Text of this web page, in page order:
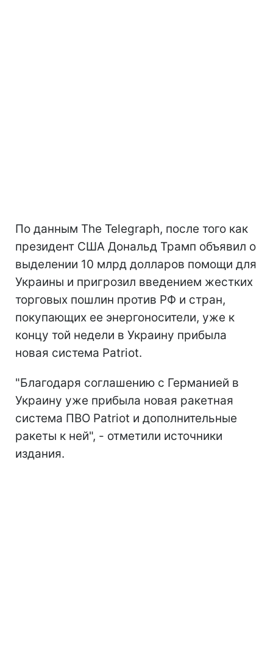
По данным The Telegraph, после того как
президент США Дональд Трамп объявил о
выделении 10 млрд долларов помощи для
Украины и пригрозил введением жестких
торговых пошлин против РФ и стран,
покупающих ее энергоносители, уже к
концу той недели в Украину прибыла
новая система Patriot.
"Благодаря соглашению с Германией в
Украину уже прибыла новая ракетная
система ПВО Patriot и дополнительные
ракеты к ней", - отметили источники
издания.